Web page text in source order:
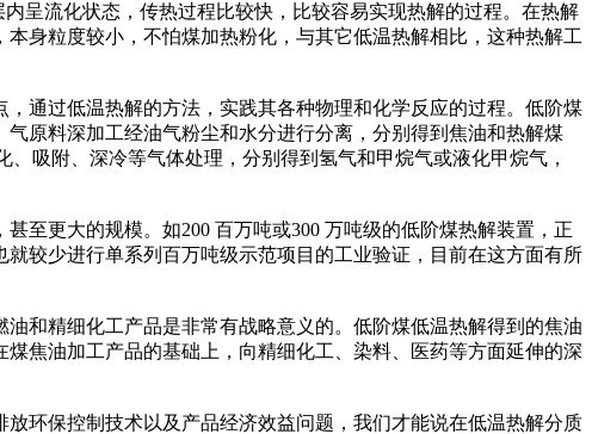
流化状态，传热过程比较快，比较容易实现热解的过程。在热解
身粒度较小，不怕煤加热粉化，与其它低温热解相比，这种热解工
通过低温热解的方法，实践其各种物理和化学反应的过程。低阶煤
原料深加工经油气粉尘和水分进行分离，分别得到焦油和热解煤
吸附、深冷等气体处理，分别得到氢气和甲烷气或液化甲烷气，
更大的规模。如200 百万吨或300 万吨级的低阶煤热解装置，正
较少进行单系列百万吨级示范项目的工业验证，目前在这方面有所
和精细化工产品是非常有战略意义的。低阶煤低温热解得到的焦油
焦油加工产品的基础上，向精细化工、染料、医药等方面延伸的深
环保控制技术以及产品经济效益问题，我们才能说在低温热解分质